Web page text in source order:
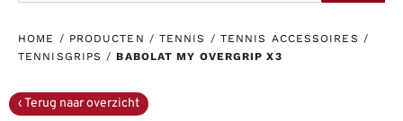
HOME / PRODUCTEN / TENNIS / TENNIS ACCESSOIRES /
TENNISGRIPS /BABOLAT MY OVERGRIP X3